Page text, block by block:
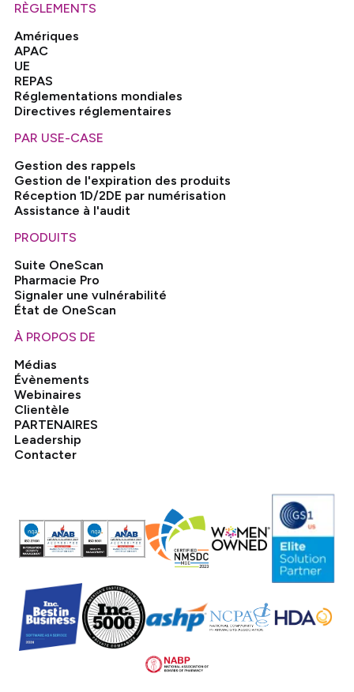
RÈGLEMENTS
Amériques
APAC
UE
REPAS
Réglementations mondiales
Directives réglementaires
PAR USE-CASE
Gestion des rappels
Gestion de l'expiration des produits
Réception 1D/2DE par numérisation
Assistance à l'audit
PRODUITS
Suite OneScan
Pharmacie Pro
Signaler une vulnérabilité
État de OneScan
À PROPOS DE
Médias
Évènements
Webinaires
Clientèle
PARTENAIRES
Leadership
Contacter